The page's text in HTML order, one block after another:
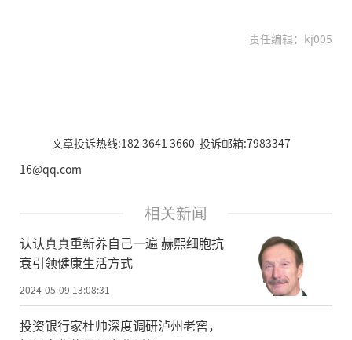
责任编辑：kj005
文章投诉热线:182 3641 3660 投诉邮箱:7983347
16@qq.com
相关新闻
认认真真重新养自己一遍 赫熙细胞抗
衰引领健康生活方式
2024-05-09 13:08:31
投资银行家杜帅深度调研泸州老窖，